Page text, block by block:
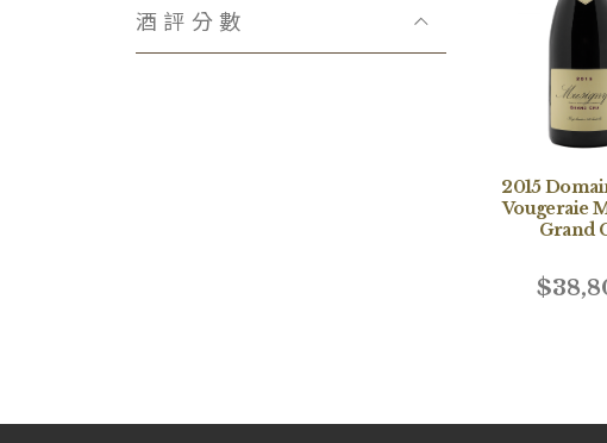
Domaine Hubert Reyser
酒評分數
2015
Vougeraie
Grand